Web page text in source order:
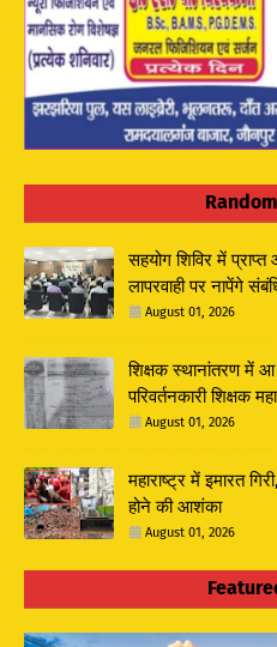
सहयोग शिविर में
लापरवाही पर नापेंगे
August 01, 2026
शिक्षक स्थानांतरण में आ
परिवर्तनकारी शिक्षक
August 01, 2026
महाराष्ट्र में इमारत
होने की आशंका
August 01, 2026